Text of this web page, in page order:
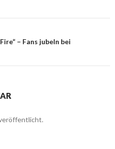
– Fans jubeln bei